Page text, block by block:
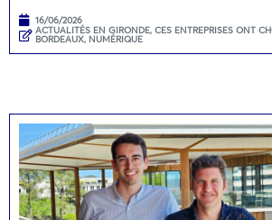
16/06/2026
ACTUALITÉS EN GIRONDE, CES ENTREPRISES ONT
BORDEAUX, NUMÉRIQUE